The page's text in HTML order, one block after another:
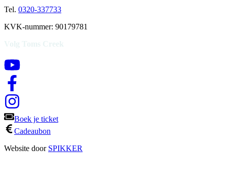
Tel. 0320-337733
KVK-nummer: 90179781
Boek je ticket
Cadeaubon
Website door SPIKKER